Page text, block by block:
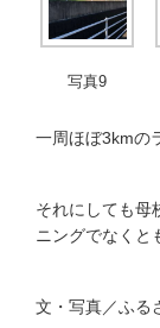
写真9
一周ほぼ3kmの
それにしても母
ニングでなくと
文・写真／ふる